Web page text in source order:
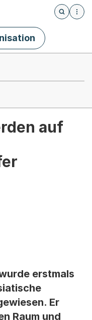
Öffnet
auf
erstmals
Er
Raum und